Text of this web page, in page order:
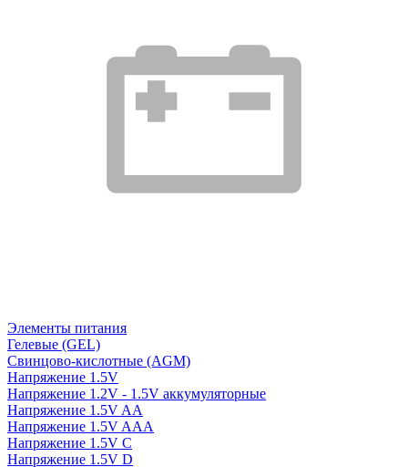
Элементы питания
Гелевые (GEL)
Свинцово-кислотные (AGM)
Напряжение 1.5V
Напряжение 1.2V - 1.5V аккумуляторные
Напряжение 1.5V AA
Напряжение 1.5V AAA
Напряжение 1.5V C
Напряжение 1.5V D